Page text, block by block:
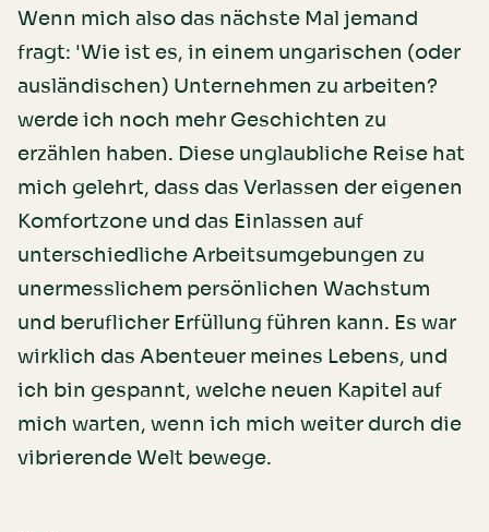
Wenn mich also das nächste Mal jemand
fragt: 'Wie ist es, in einem ungarischen (oder
ausländischen) Unternehmen zu arbeiten?
werde ich noch mehr Geschichten zu
erzählen haben. Diese unglaubliche Reise hat
mich gelehrt, dass das Verlassen der eigenen
Komfortzone und das Einlassen auf
unterschiedliche Arbeitsumgebungen zu
unermesslichem persönlichen Wachstum
und beruflicher Erfüllung führen kann. Es war
wirklich das Abenteuer meines Lebens, und
ich bin gespannt, welche neuen Kapitel auf
mich warten, wenn ich mich weiter durch die
vibrierende Welt bewege.